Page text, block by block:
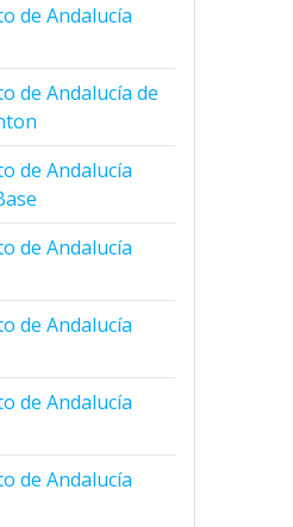
de Andalucía
de Andalucía de
de Andalucía
de Andalucía
de Andalucía
de Andalucía
de Andalucía